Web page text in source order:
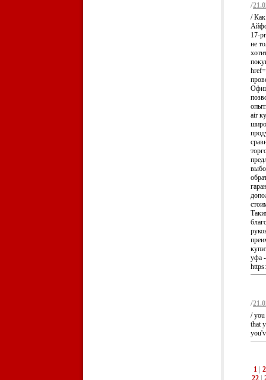
/
/
17-
не
air
уфа
/
/ you
that
1
2
22|